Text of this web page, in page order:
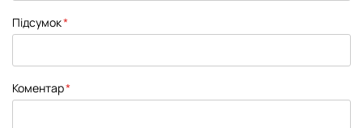
Підсумок
Коментар